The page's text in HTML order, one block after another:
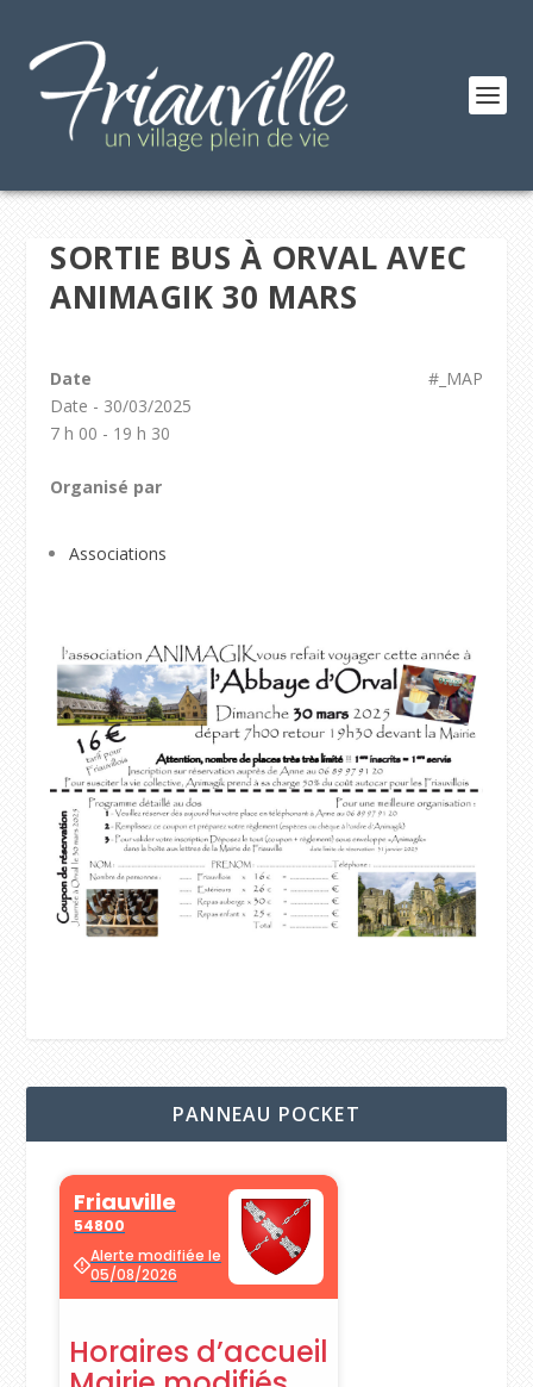
SORTIE BUS À ORVAL AVEC
ANIMAGIK 30 MARS
#_MAP
Date
Date - 30/03/2025
7 h 00 - 19 h 30
Organisé par
Associations
PANNEAU POCKET